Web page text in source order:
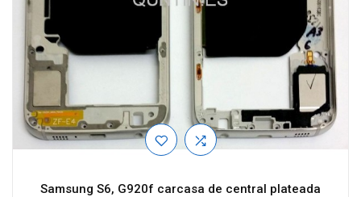
Samsung S6, G920f carcasa de central plateada